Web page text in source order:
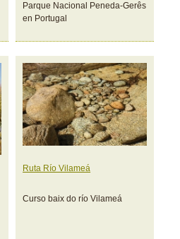
Parque Nacional Peneda-Gerês
en Portugal
Ruta Río Vilameá
Curso baix do río Vilameá